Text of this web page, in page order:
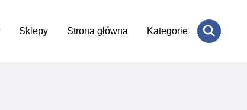
Sklepy Strona główna Kategorie